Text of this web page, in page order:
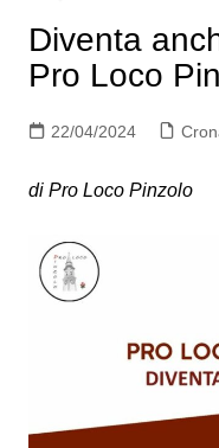
Diventa
Pro Loco
22/04/2024
di Pro Loco Pinzolo